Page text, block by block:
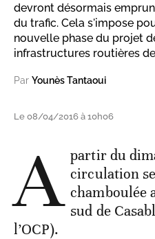
devront désormais
du trafic. Cela s'impose
nouvelle phase du projet
infrastructures routières
Par Younès Tantaoui
Le 08/04/2016 à 10h06
A partir du
circulation
chamboulée
sud de
l’OCP).